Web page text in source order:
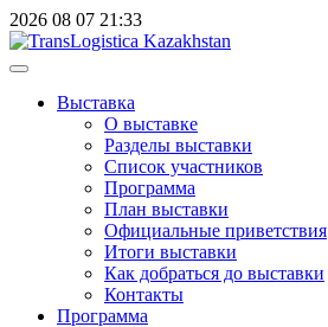
2026 08 07 21:33
Выставка
О выставке
Разделы выставки
Список участников
Программа
План выставки
Официальные приветствия
Итоги выставки
Как добраться до выставки
Контакты
Программа